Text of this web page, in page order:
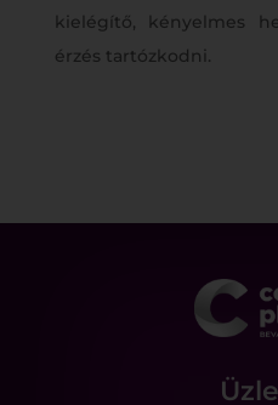
kielégítő, kényelmes
érzés tartózkodni.